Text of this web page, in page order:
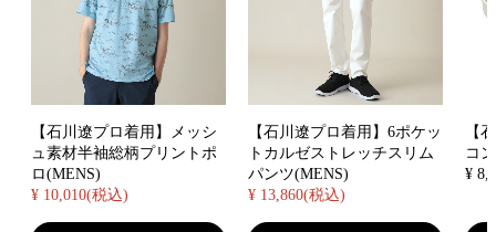
【石川遼プロ着用】メッシ
ュ素材半袖総柄プリントポ
ロ(MENS)
¥ 10,010(税込)
【石川遼プロ着用】6ポケッ
トカルゼストレッチスリム
パンツ(MENS)
¥ 13,860(税込)
【
コ
¥